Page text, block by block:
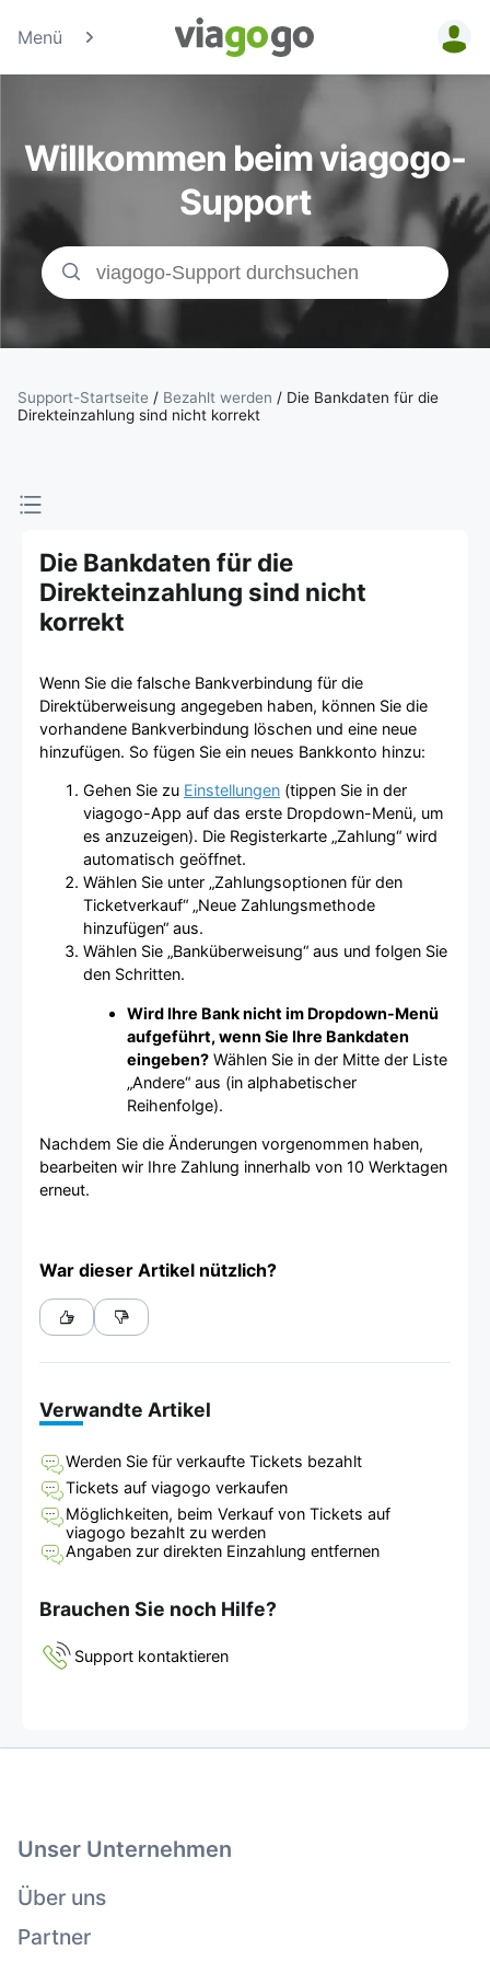
Menü
Tickets -
Konzert-,
&
| viagogo der
Willkommen beim viagogo-
Support
Support-Startseite / Bezahlt werden / Die Bankdaten für die
Direkteinzahlung sind nicht korrekt
Die Bankdaten für die
Direkteinzahlung sind nicht
korrekt
Wenn Sie die falsche Bankverbindung für die
Direktüberweisung angegeben haben, können Sie die
vorhandene Bankverbindung löschen und eine neue
hinzufügen. So fügen Sie ein neues Bankkonto hinzu:
Gehen Sie zu Einstellungen (tippen Sie in der
viagogo-App auf das erste Dropdown-Menü, um
es anzuzeigen). Die Registerkarte „Zahlung“ wird
automatisch geöffnet.
Wählen Sie unter „Zahlungsoptionen für den
Ticketverkauf“ „Neue Zahlungsmethode
hinzufügen“ aus.
Wählen Sie „Banküberweisung“ aus und folgen Sie
den Schritten.
Wird Ihre Bank nicht im Dropdown-Menü
aufgeführt, wenn Sie Ihre Bankdaten
eingeben? Wählen Sie in der Mitte der Liste
„Andere“ aus (in alphabetischer
Reihenfolge).
Nachdem Sie die Änderungen vorgenommen haben,
bearbeiten wir Ihre Zahlung innerhalb von 10 Werktagen
erneut.
War dieser Artikel nützlich?
Verwandte Artikel
Werden Sie für verkaufte Tickets bezahlt
Tickets auf viagogo verkaufen
Möglichkeiten, beim Verkauf von Tickets auf
viagogo bezahlt zu werden
Angaben zur direkten Einzahlung entfernen
Brauchen Sie noch Hilfe?
Support kontaktieren
Unser Unternehmen
Über uns
Partner